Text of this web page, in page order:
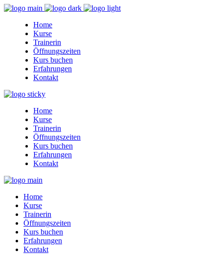
Home
Kurse
Trainerin
Öffnungszeiten
Kurs buchen
Erfahrungen
Kontakt
Home
Kurse
Trainerin
Öffnungszeiten
Kurs buchen
Erfahrungen
Kontakt
Home
Kurse
Trainerin
Öffnungszeiten
Kurs buchen
Erfahrungen
Kontakt